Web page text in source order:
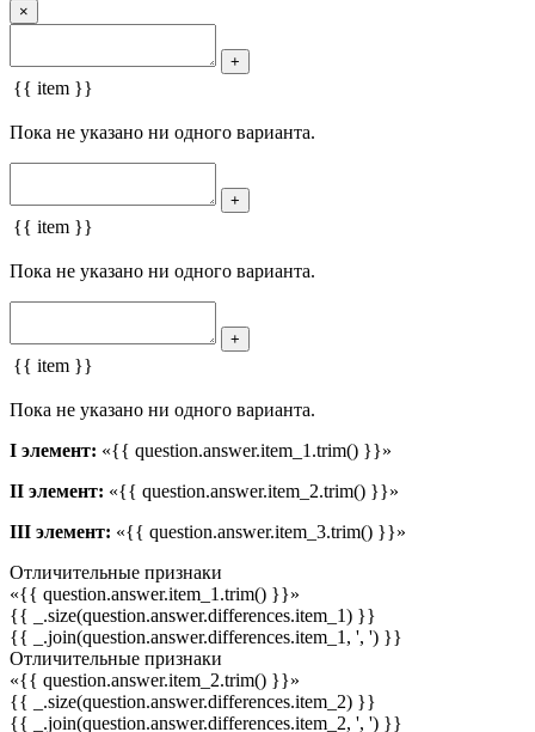
×
+
{{ item }}
Пока не указано ни одного варианта.
+
{{ item }}
Пока не указано ни одного варианта.
+
{{ item }}
Пока не указано ни одного варианта.
I элемент: «{{ question.answer.item_1.trim() }}»
II элемент: «{{ question.answer.item_2.trim() }}»
III элемент: «{{ question.answer.item_3.trim() }}»
Отличительные признаки
«{{ question.answer.item_1.trim() }}»
{{ _.size(question.answer.differences.item_1) }}
{{ _.join(question.answer.differences.item_1, ', ') }}
Отличительные признаки
«{{ question.answer.item_2.trim() }}»
{{ _.size(question.answer.differences.item_2) }}
{{ _.join(question.answer.differences.item_2, ', ') }}